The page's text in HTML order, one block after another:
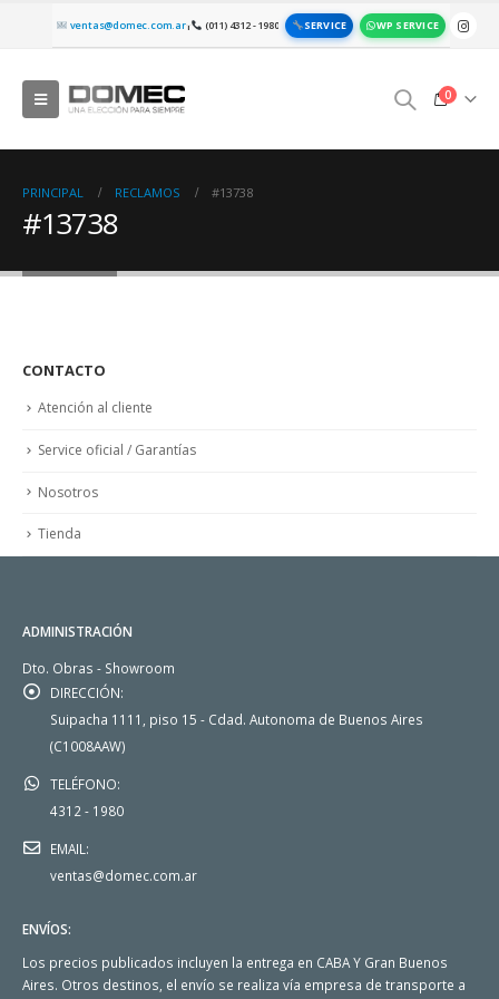
ventas@domec.com.ar| (011) 4312 - 1980 SERVICE WP SERVICE
0
PRINCIPAL RECLAMOS #13738
#13738
CONTACTO
Atención al cliente
Service oficial / Garantías
Nosotros
Tienda
ADMINISTRACIÓN
Dto. Obras - Showroom
DIRECCIÓN:
Suipacha 1111, piso 15 - Cdad. Autonoma de Buenos Aires
(C1008AAW)
TELÉFONO:
4312 - 1980
EMAIL:
ventas@domec.com.ar
ENVÍOS:
Los precios publicados incluyen la entrega en CABA Y Gran Buenos
Aires. Otros destinos, el envío se realiza vía empresa de transporte a